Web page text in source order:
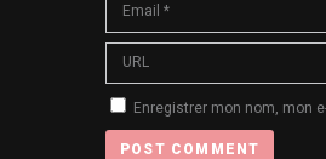
Enregistrer mon nom, mon